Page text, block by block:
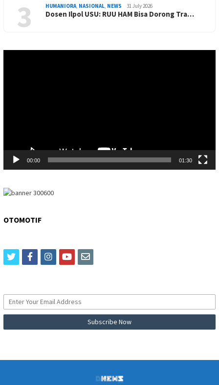
3 HUMANIORA, NASIONAL, NEWS 31 July 2026
Dosen Ilpol USU: RUU HAM Bisa Dorong Tra…
00:00 01:30
OTOMOTIF
twitterfacebookinstagram
youtubeemail